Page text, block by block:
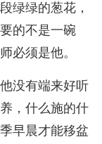
绿绿的葱花，
的不是一碗
必须是他。
没有端来好听
，什么施的什
早晨才能移盆